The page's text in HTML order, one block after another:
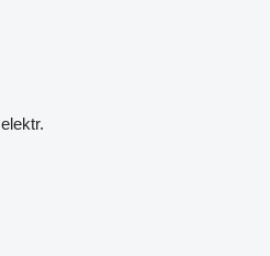
elektr.